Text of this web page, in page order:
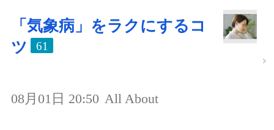
「気象病」をラクにするコ
ツ
61
08月01日 20:50 All About